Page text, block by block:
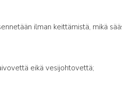
ilman keittämistä, mikä
eikä vesijohtovettä;